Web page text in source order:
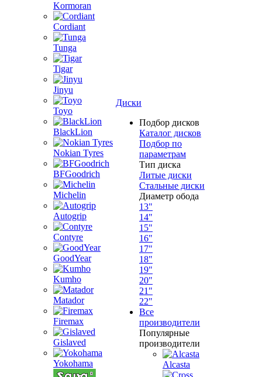
Kormoran
Cordiant
Tunga
Tigar
Jinyu
Toyo
BlackLion
Nokian Tyres
BFGoodrich
Michelin
Autogrip
Contyre
GoodYear
Kumho
Matador
Firemax
Gislaved
Yokohama
Диски
Подбор дисков
Каталог дисков
Подбор по
параметрам
Тип диска
Литые диски
Стальные диски
Диаметр обода
13"
14"
15"
16"
17"
18"
19"
20"
21"
22"
Все
производители
Популярные
производители
Alcasta